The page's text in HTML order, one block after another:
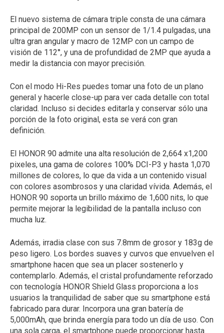
El nuevo sistema de cámara triple consta de una cámara
principal de 200MP con un sensor de 1/1.4 pulgadas, una
ultra gran angular y macro de 12MP con un campo de
visión de 112°, y una de profundidad de 2MP que ayuda a
medir la distancia con mayor precisión.
Con el modo Hi-Res puedes tomar una foto de un plano
general y hacerle close-up para ver cada detalle con total
claridad. Incluso si decides editarla y conservar sólo una
porción de la foto original, esta se verá con gran
definición.
El HONOR 90 admite una alta resolución de 2,664 x1,200
pixeles, una gama de colores 100% DCI-P3 y hasta 1,070
millones de colores, lo que da vida a un contenido visual
con colores asombrosos y una claridad vívida. Además, el
HONOR 90 soporta un brillo máximo de 1,600 nits, lo que
permite mejorar la legibilidad de la pantalla incluso con
mucha luz.
Además, irradia clase con sus 7.8mm de grosor y 183g de
peso ligero. Los bordes suaves y curvos que envuelven el
smartphone hacen que sea un placer sostenerlo y
contemplarlo. Además, el cristal profundamente reforzado
con tecnología HONOR Shield Glass proporciona a los
usuarios la tranquilidad de saber que su smartphone está
fabricado para durar. Incorpora una gran batería de
5,000mAh, que brinda energía para todo un día de uso. Con
una sola carga, el smartphone puede proporcionar hasta